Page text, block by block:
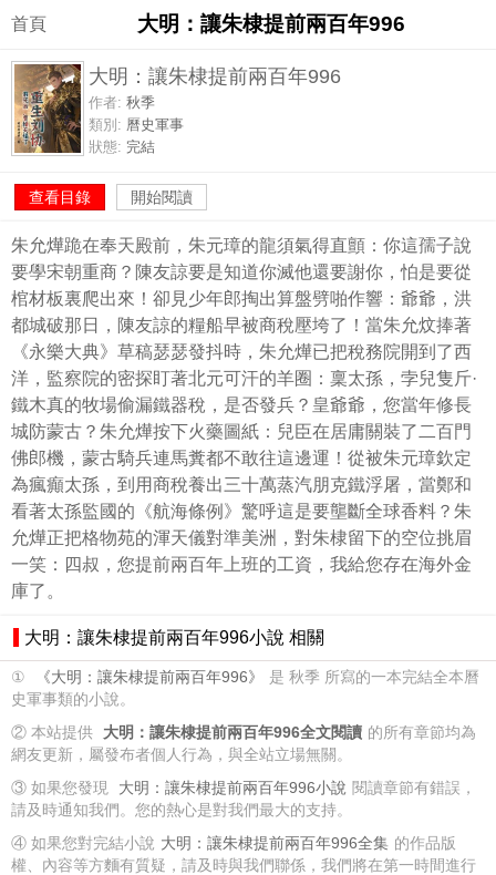
首頁 大明：讓朱棣提前兩百年996
大明：讓朱棣提前兩百年996
作者: 秋季
類別: 曆史軍事
狀態: 完結
查看目錄 開始閱讀
朱允燁跪在奉天殿前，朱元璋的龍須氣得直顫：你這孺子說
要學宋朝重商？陳友諒要是知道你滅他還要謝你，怕是要從
棺材板裏爬出來！卻見少年郎掏出算盤劈啪作響：爺爺，洪
都城破那日，陳友諒的糧船早被商稅壓垮了！當朱允炆捧著
《永樂大典》草稿瑟瑟發抖時，朱允燁已把稅務院開到了西
洋，監察院的密探盯著北元可汗的羊圈：稟太孫，孛兒隻斤·
鐵木真的牧場偷漏鐵器稅，是否發兵？皇爺爺，您當年修長
城防蒙古？朱允燁按下火藥圖紙：兒臣在居庸關裝了二百門
佛郎機，蒙古騎兵連馬糞都不敢往這邊運！從被朱元璋欽定
為瘋癲太孫，到用商稅養出三十萬蒸汽朋克鐵浮屠，當鄭和
看著太孫監國的《航海條例》驚呼這是要壟斷全球香料？朱
允燁正把格物苑的渾天儀對準美洲，對朱棣留下的空位挑眉
一笑：四叔，您提前兩百年上班的工資，我給您存在海外金
庫了。
大明：讓朱棣提前兩百年996小說 相關
① 《大明：讓朱棣提前兩百年996》
是 秋季 所寫的一本完結全本曆
史軍事類的小說。
② 本站提供
大明：讓朱棣提前兩百年996全文閱讀 的所有章節均為
網友更新，屬發布者個人行為，與全站立場無關。
③ 如果您發現
大明：讓朱棣提前兩百年996小說 閱讀章節有錯誤，
請及時通知我們。您的熱心是對我們最大的支持。
④ 如果您對完結小說 大明：讓朱棣提前兩百年996全集 的作品版
權、內容等方麵有質疑，請及時與我們聯係，我們將在第一時間進行